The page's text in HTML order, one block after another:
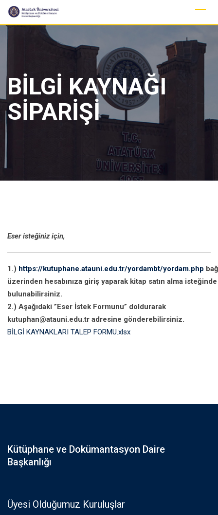
Skip
BİLGİ KAYNAĞI
SİPARİŞİ
Eser isteğiniz için,
1.) https://kutuphane.atauni.edu.tr/yordambt/yordam.php
üzerinden hesabınıza giriş yaparak kitap satın alma isteğinde
bulunabilirsiniz.
2.) Aşağıdaki ”Eser İstek Formunu” doldurarak
kutuphan@atauni.edu.tr adresine gönderebilirsiniz.
BİLGİ KAYNAKLARI TALEP FORMU.xlsx
Kütüphane ve Dokümantasyon Daire
Başkanlığı
Üyesi Olduğumuz Kuruluşlar